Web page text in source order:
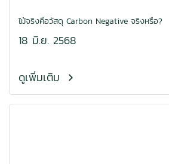
ไม้จริงคือวัสดุ Carbon Negative จริงหรือ?
18 มิ.ย. 2568
ดูเพิ่มเติม